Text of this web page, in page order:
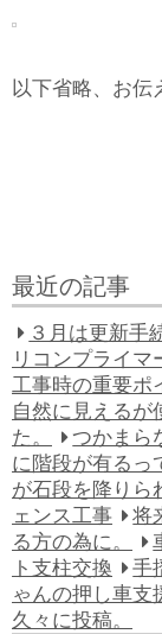
以下省略、お伝
最近の記事
３月は更新手
リコンプライマ
工事時の重要ポ
自然に見えるが
た。
つかまら
に階段が有るっ
が石段を降りら
ェンス工事
将
る方の為に。
ト支柱交換
手
ゃんの押し車支
久々に投稿。